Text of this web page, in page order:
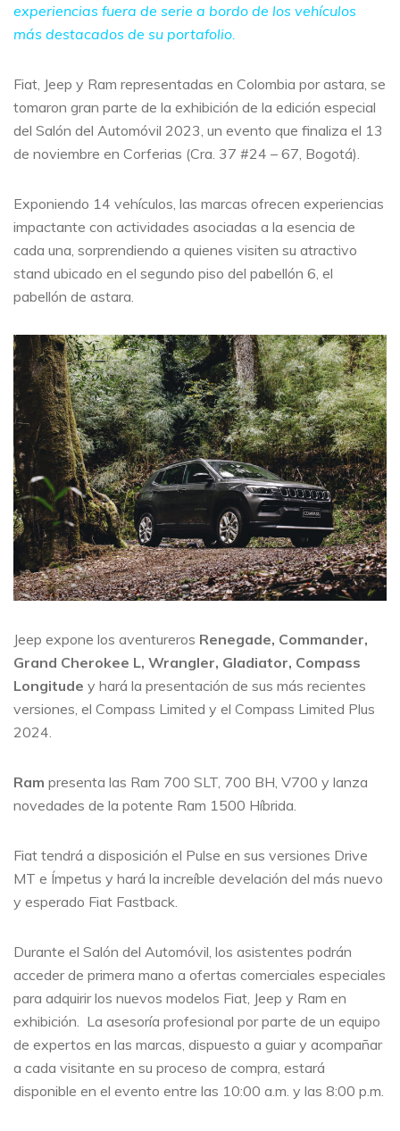
experiencias fuera de serie a bordo de los vehículos
más destacados de su portafolio.
Fiat, Jeep y Ram representadas en Colombia por astara, se
tomaron gran parte de la exhibición de la edición especial
del Salón del Automóvil 2023, un evento que finaliza el 13
de noviembre en Corferias (Cra. 37 #24 – 67, Bogotá).
Exponiendo 14 vehículos, las marcas ofrecen experiencias
impactante con actividades asociadas a la esencia de
cada una, sorprendiendo a quienes visiten su atractivo
stand ubicado en el segundo piso del pabellón 6, el
pabellón de astara.
Jeep expone los aventureros Renegade, Commander,
Grand Cherokee L, Wrangler, Gladiator, Compass
Longitude y hará la presentación de sus más recientes
versiones, el Compass Limited y el Compass Limited Plus
2024.
Ram presenta las Ram 700 SLT, 700 BH, V700 y lanza
novedades de la potente Ram 1500 Híbrida.
Fiat tendrá a disposición el Pulse en sus versiones Drive
MT e Ímpetus y hará la increíble develación del más nuevo
y esperado Fiat Fastback.
Durante el Salón del Automóvil, los asistentes podrán
acceder de primera mano a ofertas comerciales especiales
para adquirir los nuevos modelos Fiat, Jeep y Ram en
exhibición. La asesoría profesional por parte de un equipo
de expertos en las marcas, dispuesto a guiar y acompañar
a cada visitante en su proceso de compra, estará
disponible en el evento entre las 10:00 a.m. y las 8:00 p.m.